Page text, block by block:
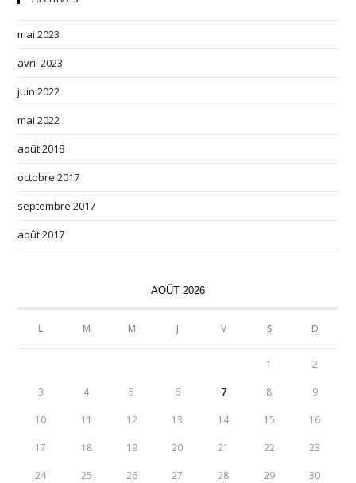
mai 2023
avril 2023
juin 2022
mai 2022
août 2018
octobre 2017
septembre 2017
août 2017
AOÛT 2026
L M M J V S D
1 2
3 4 5 6 7 8 9
10 11 12 13 14 15 16
17 18 19 20 21 22 23
24 25 26 27 28 29 30